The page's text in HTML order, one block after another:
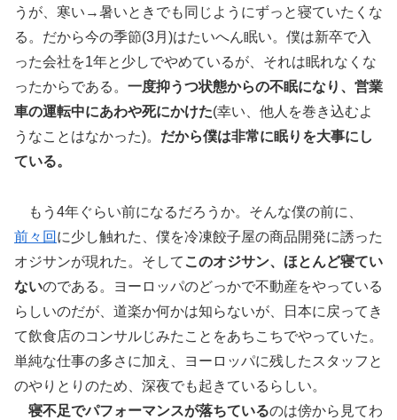
うが、寒い→暑いときでも同じようにずっと寝ていたくな
る。だから今の季節(3月)はたいへん眠い。僕は新卒で入
った会社を1年と少しでやめているが、それは眠れなくな
ったからである。 一度抑うつ状態からの不眠になり、営業
車の運転中にあわや死にかけた(幸い、他人を巻き込むよ
うなことはなかった)。 だから僕は非常に眠りを大事にし
ている。
もう4年ぐらい前になるだろうか。そんな僕の前に、
前々回 に少し触れた、僕を冷凍餃子屋の商品開発に誘った
オジサンが現れた。そして このオジサン、ほとんど寝てい
ないのである。ヨーロッパのどっかで不動産をやっている
らしいのだが、道楽か何かは知らないが、日本に戻ってき
て飲食店のコンサルじみたことをあちこちでやっていた。
単純な仕事の多さに加え、ヨーロッパに残したスタッフと
のやりとりのため、深夜でも起きているらしい。
寝不足でパフォーマンスが落ちているのは傍から見てわ